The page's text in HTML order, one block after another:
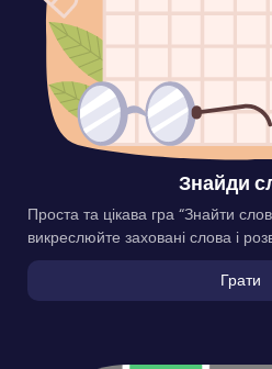
Знайди
Проста та цікава гра “Знайти
викреслюйте заховані слова і
Грати